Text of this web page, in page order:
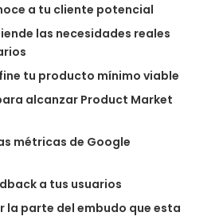
a tu cliente potencial
las necesidades reales
tu producto mínimo viable
alcanzar Product Market
métricas de Google
a tus usuarios
la parte del embudo que esta